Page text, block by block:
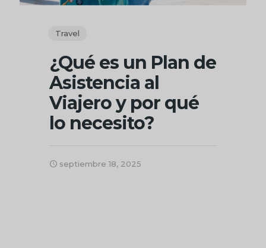
Travel
¿Qué es un Plan de
Asistencia al
Viajero y por qué
lo necesito?
septiembre 18, 2025